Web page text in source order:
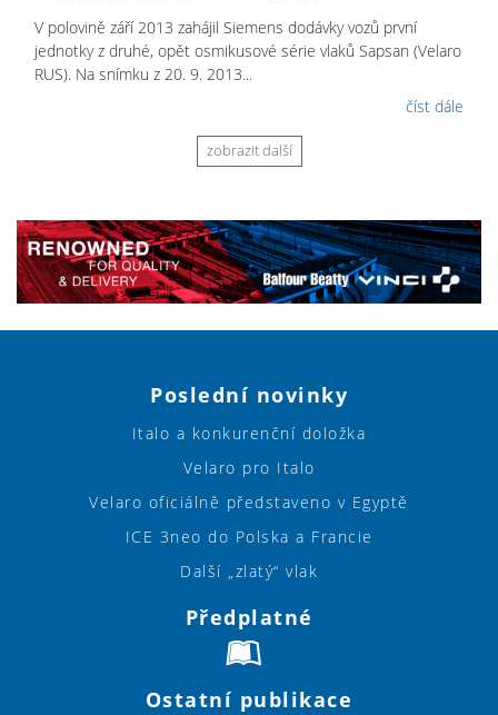
V polovině září 2013 zahájil Siemens dodávky vozů první
jednotky z druhé, opět osmikusové série vlaků Sapsan (Velaro
RUS). Na snímku z 20. 9. 2013...
číst dále
zobrazit další
Poslední novinky
Italo a konkurenční doložka
Velaro pro Italo
Velaro oficiálně představeno v Egyptě
ICE 3neo do Polska a Francie
Další „zlatý“ vlak
Předplatné
Ostatní publikace